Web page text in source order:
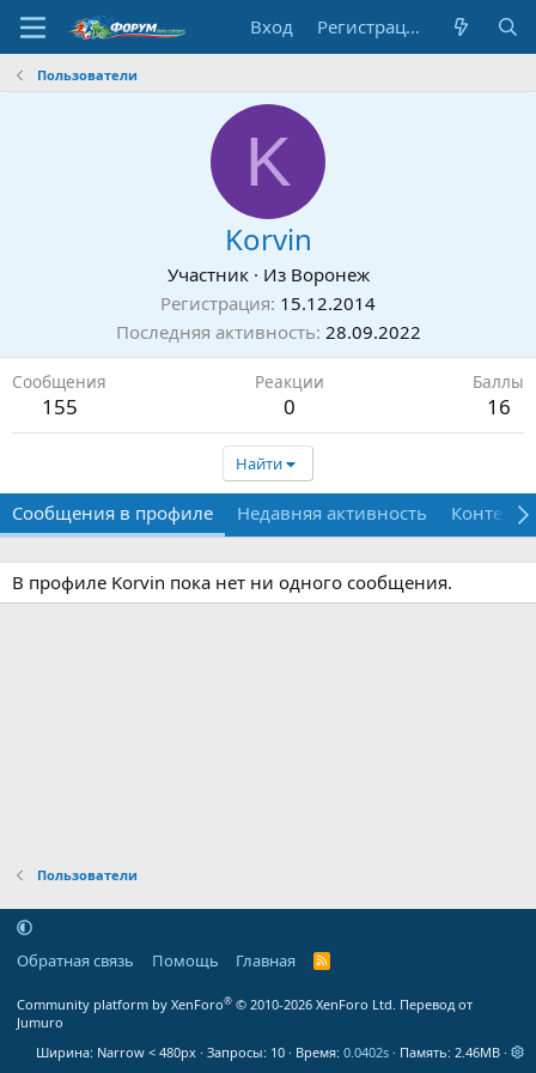
Вход Регистрация
Пользователи
K
Korvin
Участник · Из Воронеж
Регистрация 15.12.2014
Последняя активность 28.09.2022
Сообщения
155
Реакции
0
Баллы
16
Найти
Сообщения в профиле Недавняя активность Контент
В профиле Korvin пока нет ни одного сообщения.
Пользователи
Обратная связь Помощь Главная
R
Community platform by XenForo® © 2010-2026 XenForo Ltd. Перевод от
Jumuro
Ширина
Запросы 10 Время 0.0402s Память 2.46MB